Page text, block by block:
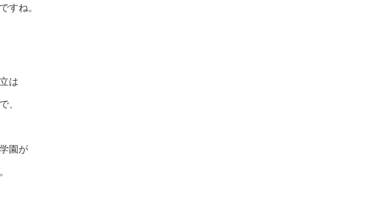
すね。
は
、
園が